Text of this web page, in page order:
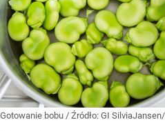
Gotowanie bobu / Źródło: GI